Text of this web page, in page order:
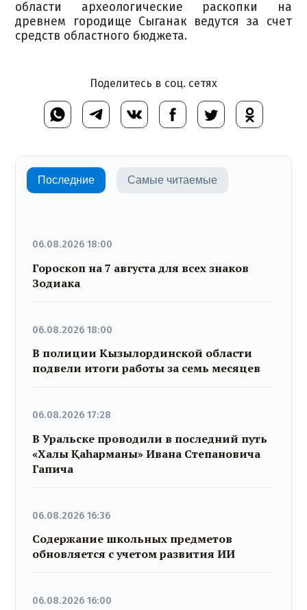
Поделитесь в соц. сетях
области археологические раскопки на
древнем городище Сыганак ведутся за счет
средств областного бюджета.
Последние Самые читаемые
06.08.2026 18:00
Гороскоп на 7 августа для всех знаков
Зодиака
06.08.2026 18:00
В полиции Кызылординской области
подвели итоги работы за семь месяцев
06.08.2026 17:28
В Уральске проводили в последний путь
«Халық Қаһарманы» Ивана Степановича
Гапича
06.08.2026 16:36
Содержание школьных предметов
обновляется с учетом развития ИИ
06.08.2026 16:00